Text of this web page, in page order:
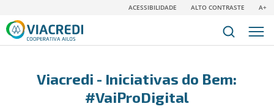
ACESSIBILIDADE ALTO CONTRASTE A+
Viacredi - Iniciativas do Bem:
#VaiProDigital